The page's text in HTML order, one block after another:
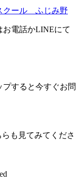
お電話かLINEにて
すると今すぐお問
も見てみてくださ